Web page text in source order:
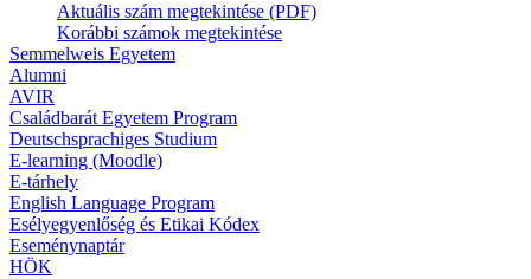
Aktuális szám megtekintése (PDF)
Korábbi számok megtekintése
Semmelweis Egyetem
Alumni
AVIR
Családbarát Egyetem Program
Deutschsprachiges Studium
E-learning (Moodle)
E-tárhely
English Language Program
Esélyegyenlőség és Etikai Kódex
Eseménynaptár
HÖK